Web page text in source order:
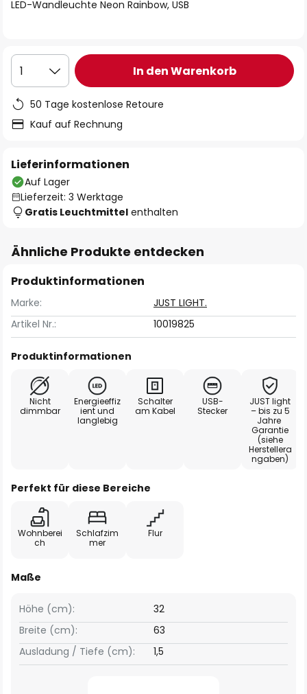
LED-Wandleuchte Neon Rainbow, USB
1 In den Warenkorb
50 Tage kostenlose Retoure
Kauf auf Rechnung
Lieferinformationen
Auf Lager
Lieferzeit: 3 Werktage
Gratis Leuchtmittel enthalten
Ähnliche Produkte entdecken
Produktinformationen
Marke:
JUST LIGHT.
Artikel Nr.:
10019825
Produktinformationen
Nicht
dimmbar
Energieeffiz
ient und
langlebig
Schalter
am Kabel
USB-
Stecker
JUST light
– bis zu 5
Jahre
Garantie
(siehe
Herstellera
ngaben)
Perfekt für diese Bereiche
Wohnberei
ch
Schlafzim
mer
Flur
Maße
Breite (cm): 63
Höhe (cm): 32
Ausladung / Tiefe (cm): 1,5